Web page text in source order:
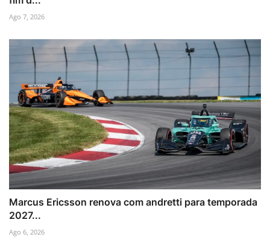
Ago 7, 2026
Marcus Ericsson renova com andretti para temporada
2027...
Ago 6, 2026